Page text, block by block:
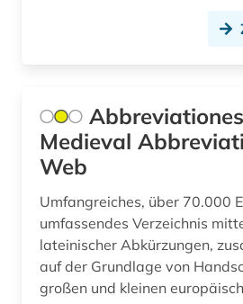
geschichte 1150-1350 (1)
geschichte 1300-1600 (2)
geschichte 1450-1912 (1)
geschichte 353 - 378 (1)
geschichte 400-1200 (1)
Medieval
Web
Umfangreiches, über 70.000
umfassendes Verzeichnis
lateinischer Abkürzungen,
auf der Grundlage von
großen und kleinen